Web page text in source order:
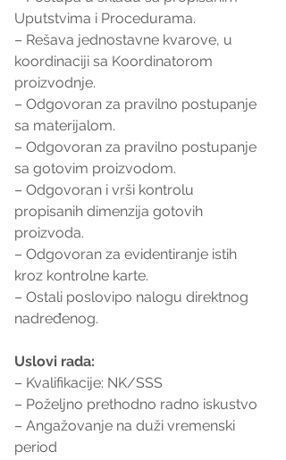
Uputstvima i Procedurama.
– Rešava jednostavne kvarove, u
koordinaciji sa Koordinatorom
proizvodnje.
– Odgovoran za pravilno postupanje
sa materijalom.
– Odgovoran za pravilno postupanje
sa gotovim proizvodom.
– Odgovoran i vrši kontrolu
propisanih dimenzija gotovih
proizvoda.
– Odgovoran za evidentiranje istih
kroz kontrolne karte.
– Ostali poslovipo nalogu direktnog
nadređenog.
Uslovi rada:
– Kvalifikacije: NK/SSS
– Poželjno prethodno radno iskustvo
– Angažovanje na duži vremenski
period